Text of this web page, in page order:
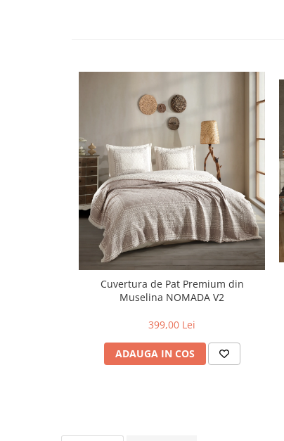
Cuvertura de Pat Premium din
Muselina NOMADA V2
399,00 Lei
ADAUGA IN COS